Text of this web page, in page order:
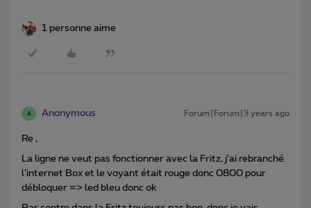
1 personne aime
A Anonymous Forum|Forum|3 years ago
Re ,
La ligne ne veut pas fonctionner avec la Fritz, j’ai rebranché
l’internet Box et le voyant était rouge donc 0800 pour
débloquer => led bleu donc ok